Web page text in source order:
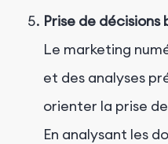
Prise de décisions
Le marketing
et des analyses
orienter la prise
En analysant les